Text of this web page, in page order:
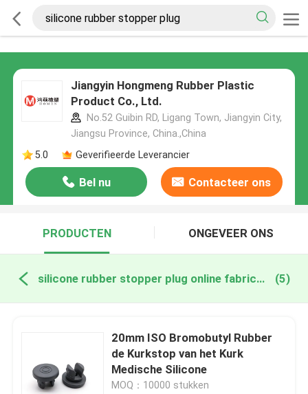
Jiangyin Hongmeng Rubber Plastic
Product Co., Ltd.
No.52 Guibin RD, Ligang Town, Jiangyin City,
Jiangsu Province, China.,China
5.0
Geverifieerde Leverancier
Bel nu Contacteer ons
PRODUCTEN ONGEVEER ONS
silicone rubber stopper plug online fabricage (5)
20mm ISO Bromobutyl Rubber
de Kurkstop van het Kurk
Medische Silicone
MOQ：10000 stukken